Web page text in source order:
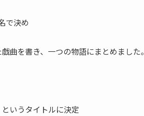
で決め
曲を書き、一つの物語にまとめました。
というタイトルに決定